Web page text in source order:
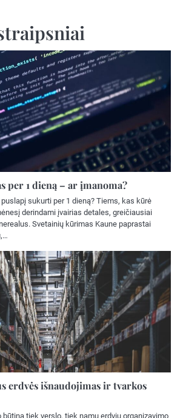
per 1 dieną – ar įmanoma?
sukurti per 1 dieną? Tiems, kas kūrė
derindami įvairias detales, greičiausiai
Svetainių kūrimas Kaune paprastai
erdvės išnaudojimas ir tvarkos
tiek verslo, tiek namų erdvių organizavimo